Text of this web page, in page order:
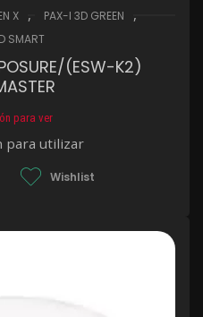
X , PAX-I 3D GREEN ,
SMART
(ESW-K2)
para ver
para utilizar
Wishlist